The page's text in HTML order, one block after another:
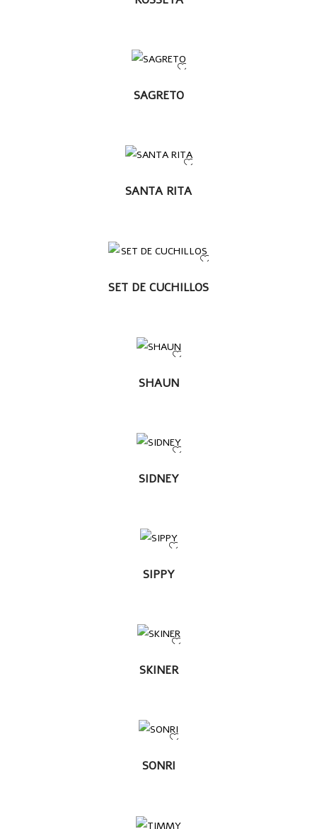
LEER MÁS
SAGRETO
LEER MÁS
SANTA RITA
LEER MÁS
SET DE CUCHILLOS
MÁS
SHAUN
MÁS
SIDNEY
MÁS
SIPPY
MÁS
SKINER
MÁS
SONRI